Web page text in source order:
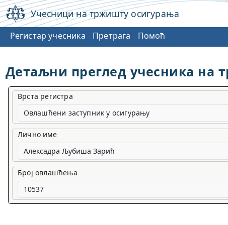
Учесници на тржишту осигурања
Регистар учесника Претрага Помоћ
Детаљни преглед учесника на
Врста регистра
Овлашћени заступник у осигурању
Лично име
Број овлашћења